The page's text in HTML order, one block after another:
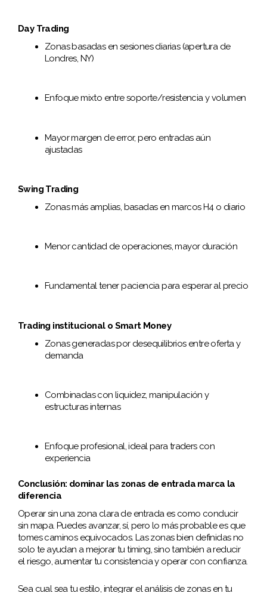
Day Trading
Zonas basadas en sesiones diarias (apertura de
Londres, NY)
Enfoque mixto entre soporte/resistencia y volumen
Mayor margen de error, pero entradas aún
ajustadas
Swing Trading
Zonas más amplias, basadas en marcos H4 o diario
Menor cantidad de operaciones, mayor duración
Fundamental tener paciencia para esperar al precio
Trading institucional o Smart Money
Zonas generadas por desequilibrios entre oferta y
demanda
Combinadas con liquidez, manipulación y
estructuras internas
Enfoque profesional, ideal para traders con
experiencia
Conclusión: dominar las zonas de entrada marca la
diferencia
Operar sin una zona clara de entrada es como conducir
sin mapa. Puedes avanzar, sí, pero lo más probable es que
tomes caminos equivocados. Las zonas bien definidas no
solo te ayudan a mejorar tu timing, sino también a reducir
el riesgo, aumentar tu consistencia y operar con confianza.
Sea cual sea tu estilo, integrar el análisis de zonas en tu